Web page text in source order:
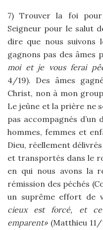
7) Trouver la foi
Seigneur pour le salut
dire que nous suivons
gagnons pas des âmes
moi et je vous ferai
4/19). Des âmes
Christ, non à mon
Le jeûne et la prière ne
pas accompagnés
hommes, femmes et
Dieu, réellement
et transportés dans le
en qui nous avons la
rémission des péchés
un suprême effort de
cieux est forcé, et
emparent»(Matthieu 11/